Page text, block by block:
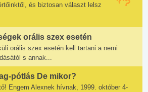
és biztosan választ lelsz
orális szex esetén
orális szex esetén kell tartani a nemi
s annak...
pótlás De mikor?
Engem Alexnek hívnak, 1999. október 4-